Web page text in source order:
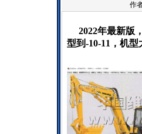
作
2022年最新版
型到-10-11，机